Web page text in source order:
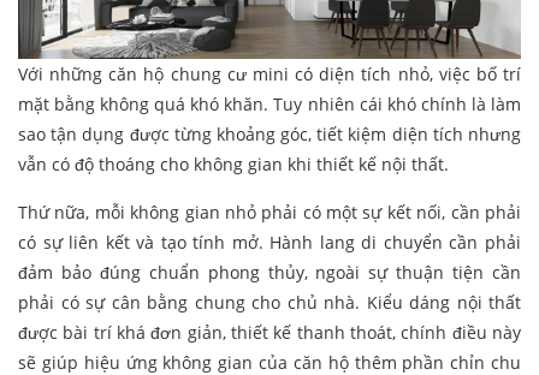
Với những căn hộ chung cư mini có diện tích nhỏ, việc bố trí
mặt bằng không quá khó khăn. Tuy nhiên cái khó chính là làm
sao tận dụng được từng khoảng góc, tiết kiệm diện tích nhưng
vẫn có độ thoáng cho không gian khi thiết kế nội thất.
Thứ nữa, mỗi không gian nhỏ phải có một sự kết nối, cần phải
có sự liên kết và tạo tính mở. Hành lang di chuyển cần phải
đảm bảo đúng chuẩn phong thủy, ngoài sự thuận tiện cần
phải có sự cân bằng chung cho chủ nhà. Kiểu dáng nội thất
được bài trí khá đơn giản, thiết kế thanh thoát, chính điều này
sẽ giúp hiệu ứng không gian của căn hộ thêm phần chỉn chu